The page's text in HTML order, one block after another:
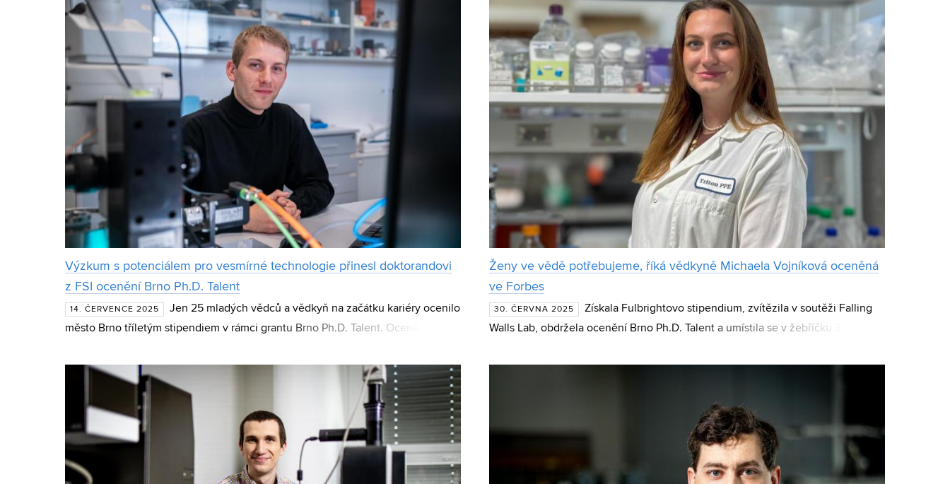
Výzkum s potenciálem pro vesmírné technologie přinesl doktorandovi
z FSI ocenění Brno Ph.D. Talent
14. ČERVENCE 2025
Jen 25 mladých vědců a vědkyň na začátku kariéry ocenilo
město Brno tříletým stipendiem v rámci grantu Brno Ph.D. Talent. Ocenění
Ženy ve vědě potřebujeme, říká vědkyně Michaela Vojníková oceněná
ve Forbes
30. ČERVNA 2025
Získala Fulbrightovo stipendium, zvítězila v soutěži Falling
Walls Lab, obdržela ocenění Brno Ph.D. Talent a umístila se v žebříčku 30 pod